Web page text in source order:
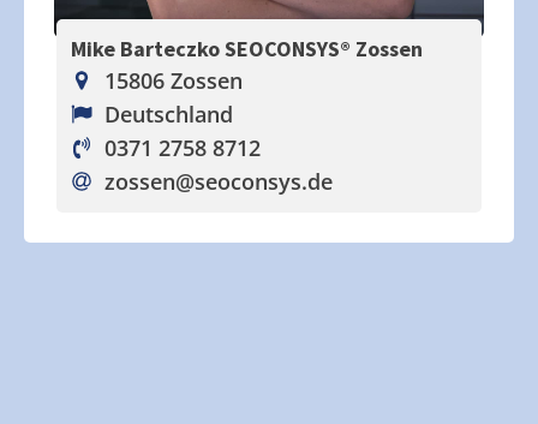
Mike Barteczko SEOCONSYS® Zossen
15806 Zossen
Deutschland
0371 2758 8712
zossen@seoconsys.de